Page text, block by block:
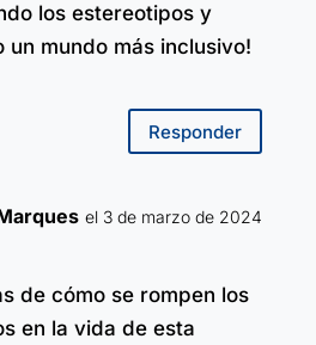
los estereotipos y
un mundo más inclusivo!
Responder
el 3 de marzo de 2024
de cómo se rompen los
en la vida de esta